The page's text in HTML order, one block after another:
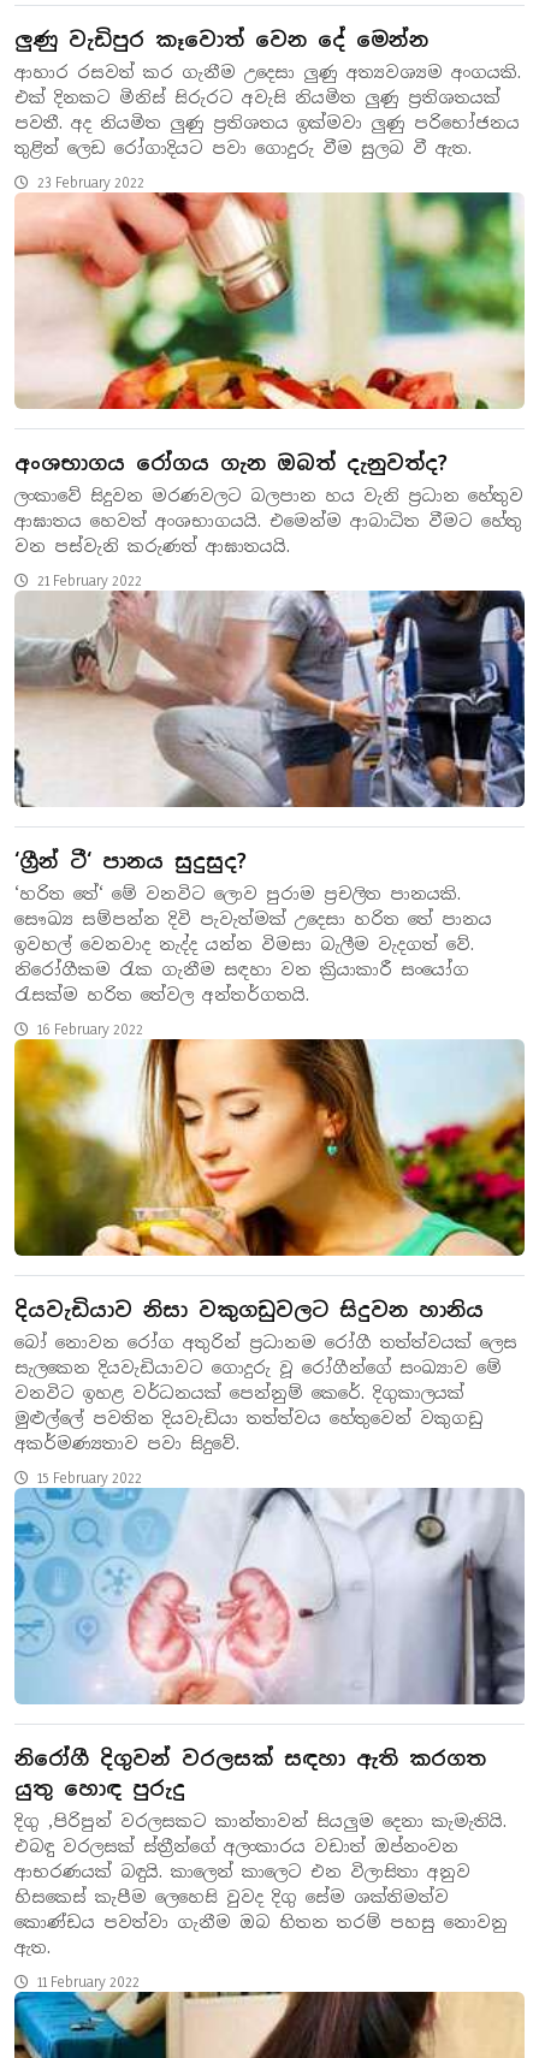
ලුණු වැඩිපුර කෑවොත් වෙන දේ මෙන්න
ආහාර රසවත් කර ගැනීම උදෙසා ලුණු අත්‍යවශ්‍යම අංගයකි.
එක් දිනකට මිනිස් සිරුරට අවැසි නියමිත ලුණු ප්‍රතිශතයක්
පවතී. අද නියමිත ලුණු ප්‍රතිශතය ඉක්මවා ලුණු පරිභෝජනය
තුළින් ලෙඩ රෝගාදියට පවා ගොදුරු වීම සුලබ වී ඇත.
23 February 2022
අංශභාගය රෝගය ගැන ඔබත් දැනුවත්ද?
ලංකාවේ සිදුවන මරණවලට බලපාන හය වැනි ප්‍රධාන හේතුව
ආඝාතය හෙවත් අංශභාගයයි. එමෙන්ම ආබාධිත වීමට හේතු
වන පස්වැනි කරුණත් ආඝාතයයි.
21 February 2022
‘ග්‍රීන් ටී‘ පානය සුදුසුද?
‘හරිත තේ‘ මේ වනවිට ලොව පුරාම ප්‍රචලිත පානයකි.
සෞඛ්‍ය සම්පන්න දිවි පැවැත්මක් උදෙසා හරිත තේ පානය
ඉවහල් වෙනවාද නැද්ද යන්න විමසා බැලීම වැදගත් වේ.
නිරෝගීකම රැක ගැනීම සඳහා වන ක්‍රියාකාරී සංයෝග
රැසක්ම හරිත තේවල අන්තර්ගතයි.
16 February 2022
දියවැඩියාව නිසා වකුගඩුවලට සිදුවන හානිය
බෝ නොවන රෝග අතුරින් ප්‍රධානම රෝගී තත්ත්වයක් ලෙස
සැලකෙන දියවැඩියාවට ගොදුරු වූ රෝගීන්ගේ සංඛ්‍යාව මේ
වනවිට ඉහළ වර්ධනයක් පෙන්නුම් කෙරේ. දිගුකාලයක්
මුළුල්ලේ පවතින දියවැඩියා තත්ත්වය හේතුවෙන් වකුගඩු
අකර්මණ්‍යතාව පවා සිදුවේ.
15 February 2022
නිරෝගී දිගුවන් වරලසක් සඳහා ඇති කරගත
යුතු හොඳ පුරුදු
දිගු ,පිරිපුන් වරලසකට කාන්තාවන් සියලුම දෙනා කැමැතියි.
එබඳු වරලසක් ස්ත්‍රීන්ගේ අලංකාරය වඩාත් ඔප්නංවන
ආභරණයක් බඳුයි. කාලෙන් කාලෙට එන විලාසිතා අනුව
හිසකෙස් කැපීම ලෙහෙසි වුවද දිගු සේම ශක්තිමත්ව
කොණ්ඩය පවත්වා ගැනීම ඔබ හිතන තරම් පහසු ⁣නොවනු
ඇත.
11 February 2022